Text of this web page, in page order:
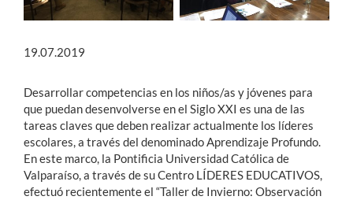
19.07.2019
Desarrollar competencias en los niños/as y jóvenes para
que puedan desenvolverse en el Siglo XXI es una de las
tareas claves que deben realizar actualmente los líderes
escolares, a través del denominado Aprendizaje Profundo.
En este marco, la Pontificia Universidad Católica de
Valparaíso, a través de su Centro LÍDERES EDUCATIVOS,
efectuó recientemente el “Taller de Invierno: Observación